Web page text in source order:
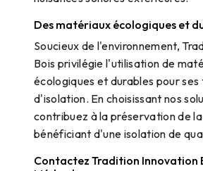
Des matériaux écologiques et
Soucieux de l'environnement,
Bois privilégie l'utilisation de
écologiques et durables pour ses
d'isolation. En choisissant nos
contribuez à la préservation de
bénéficiant d'une isolation de
Contactez Tradition Innovation